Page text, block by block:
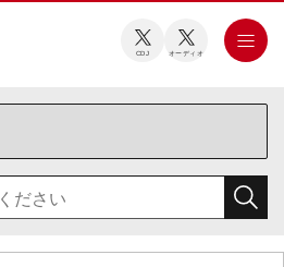
CDJ オーディオ